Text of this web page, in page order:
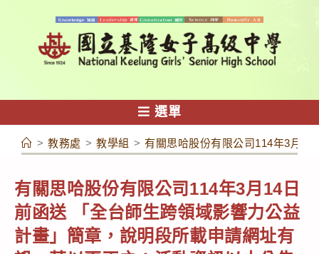
容
選單
> 教務處 > 教學組 > 有關思哈股份有限公司114年3月
有關思哈股份有限公司114年3月14日
前函送 「全台師生跨領域影響力公益
計畫」簡章，說明段所載申請網址有